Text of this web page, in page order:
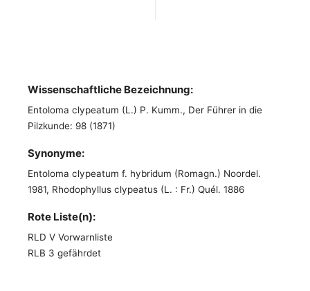
Wissenschaftliche Bezeichnung:
Entoloma clypeatum (L.) P. Kumm., Der Führer in die
Pilzkunde: 98 (1871)
Synonyme:
Entoloma clypeatum f. hybridum (Romagn.) Noordel.
1981, Rhodophyllus clypeatus (L. : Fr.) Quél. 1886
Rote Liste(n):
RLD V Vorwarnliste
RLB 3 gefährdet